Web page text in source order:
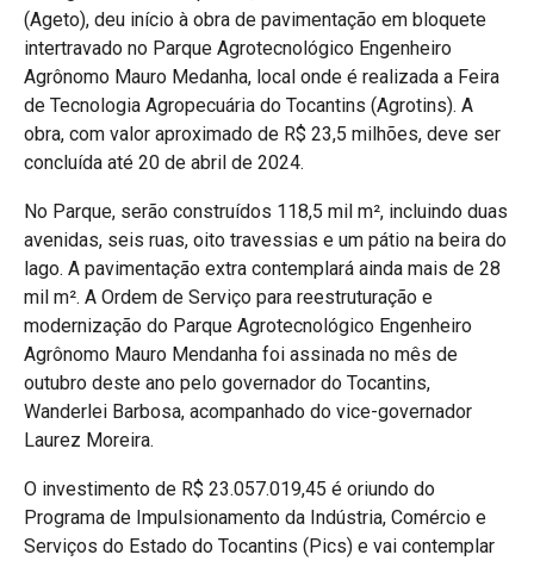
(Ageto), deu início à obra de pavimentação em bloquete
intertravado no Parque Agrotecnológico Engenheiro
Agrônomo Mauro Medanha, local onde é realizada a Feira
de Tecnologia Agropecuária do Tocantins (Agrotins). A
obra, com valor aproximado de R$ 23,5 milhões, deve ser
concluída até 20 de abril de 2024.
No Parque, serão construídos 118,5 mil m², incluindo duas
avenidas, seis ruas, oito travessias e um pátio na beira do
lago. A pavimentação extra contemplará ainda mais de 28
mil m². A Ordem de Serviço para reestruturação e
modernização do Parque Agrotecnológico Engenheiro
Agrônomo Mauro Mendanha foi assinada no mês de
outubro deste ano pelo governador do Tocantins,
Wanderlei Barbosa, acompanhado do vice-governador
Laurez Moreira.
O investimento de R$ 23.057.019,45 é oriundo do
Programa de Impulsionamento da Indústria, Comércio e
Serviços do Estado do Tocantins (Pics) e vai contemplar